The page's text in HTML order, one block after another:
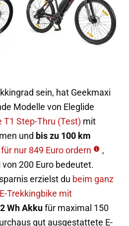
sein, hat Geekmaxi
Modelle von Eleglide
T1 Step-Thru (Test) mit
und bis zu 100 km
für nur 849 Euro ordern
,
200 Euro bedeutet.
erzielst du beim ganz
Trekkingbike mit
Wh Akku für maximal 150
gut ausgestattete E-